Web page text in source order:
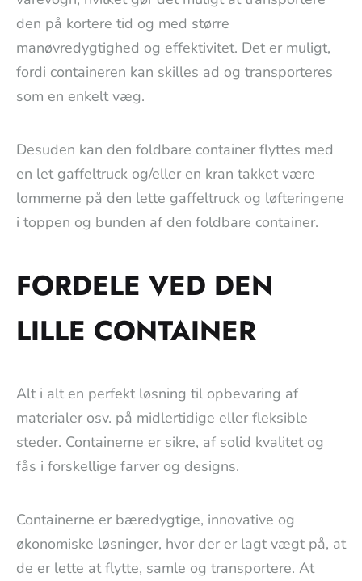
den på kortere tid og med større
manøvredygtighed og effektivitet. Det er muligt,
fordi containeren kan skilles ad og transporteres
som en enkelt væg.
Desuden kan den foldbare container flyttes med
en let gaffeltruck og/eller en kran takket være
lommerne på den lette gaffeltruck og løfteringene
i toppen og bunden af den foldbare container.
FORDELE VED DEN
LILLE CONTAINER
Alt i alt en perfekt løsning til opbevaring af
materialer osv. på midlertidige eller fleksible
steder. Containerne er sikre, af solid kvalitet og
fås i forskellige farver og designs.
Containerne er bæredygtige, innovative og
økonomiske løsninger, hvor der er lagt vægt på, at
de er lette at flytte, samle og transportere. At